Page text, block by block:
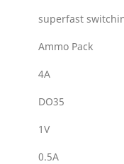
superfast
Ammo Pack
4A
DO35
1V
0.5A